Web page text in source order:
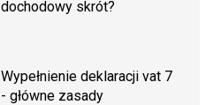
dochodowy skrót?
Wypełnienie deklaracji vat 7
- główne zasady